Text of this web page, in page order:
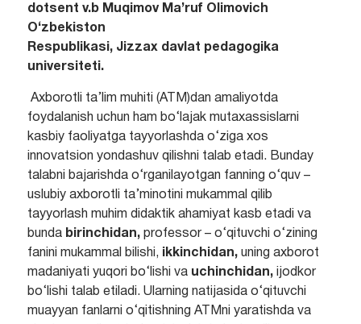
dotsent v.b Muqimov Ma’ruf Olimovich
Respublikasi, Jizzax davlat pedagogika
universiteti.
Axborotli ta’lim muhiti (ATM)dan amaliyotda
foydalanish uchun ham bo‘lajak mutaxassislarni
kasbiy faoliyatga tayyorlashda o‘ziga xos
innovatsion yondashuv qilishni talab etadi. Bunday
talabni bajarishda o‘rganilayotgan fanning o‘quv –
uslubiy axborotli ta’minotini mukammal qilib
tayyorlash muhim didaktik ahamiyat kasb etadi va
bunda birinchidan,professor – o‘qituvchi o‘zining
fanini mukammal bilishi,
ikkinchidan,uning axborot
madaniyati yuqori bo‘lishi va uchinchidan,ijodkor
bo‘lishi talab etiladi. Ularning natijasida o‘qituvchi
muayyan fanlarni o‘qitishning ATMni yaratishda va